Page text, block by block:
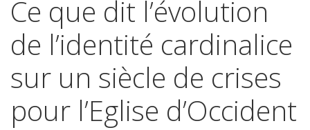
Ce que dit l’évolution
de l’identité cardinalice
sur un siècle de crises
pour l’Eglise d’Occident